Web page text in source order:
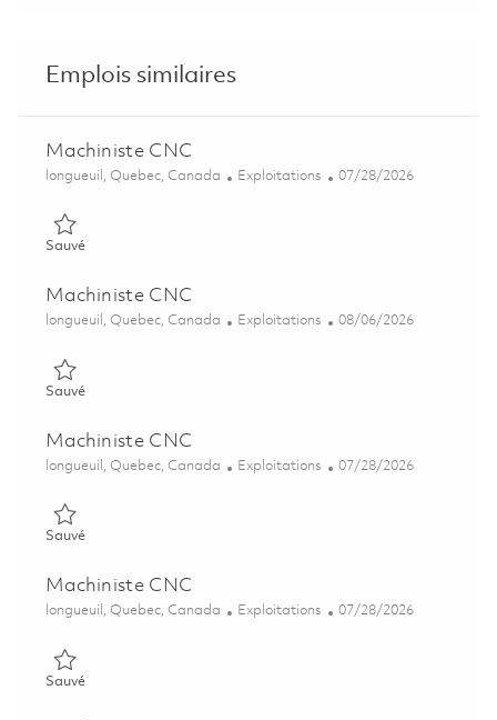
Emplois similaires
Machiniste CNC
Emplacement
longueuil, Quebec, Canada Catégorie
Exploitations Posted Date
07/28/2026
SauvéSauvé Machiniste CNC 01842700
Machiniste CNC
Emplacement
longueuil, Quebec, Canada Catégorie
Exploitations Posted Date
08/06/2026
SauvéSauvé Machiniste CNC 01850017
Machiniste CNC
Emplacement
longueuil, Quebec, Canada Catégorie
Exploitations Posted Date
07/28/2026
SauvéSauvé Machiniste CNC 01842768
Machiniste CNC
Emplacement
longueuil, Quebec, Canada Catégorie
Exploitations Posted Date
07/28/2026
SauvéSauvé Machiniste CNC 01832925